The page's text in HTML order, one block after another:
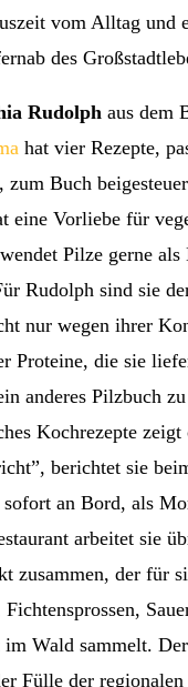
vom Alltag und
des
Rudolph aus dem
hat vier Rezepte,
zum Buch
eine Vorliebe für
Pilze gerne als
Rudolph sind sie
nur wegen ihrer
Proteine, die sie
anderes Pilzbuch
Kochrezepte zeigt
berichtet sie
an Bord, als
arbeitet sie
zusammen, der für
Wald sammelt.
Fülle der